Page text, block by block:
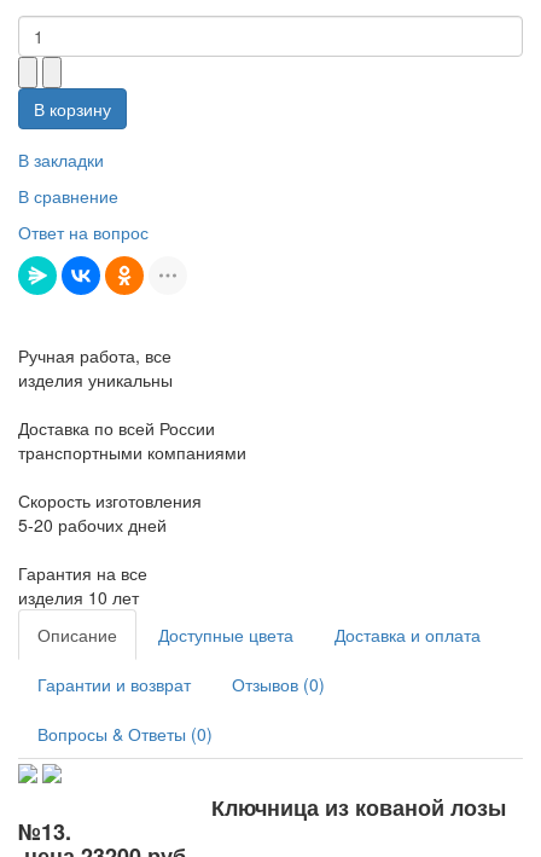
В корзину
В закладки
В сравнение
Ответ на вопрос
Ручная работа, все
изделия уникальны
Доставка по всей России
транспортными компаниями
Скорость изготовления
5-20 рабочих дней
Гарантия на все
изделия 10 лет
Описание
Доступные цвета Доставка и оплата
Гарантии и возврат Отзывов (0)
Вопросы & Ответы (0)
Ключница из кованой лозы
№13.